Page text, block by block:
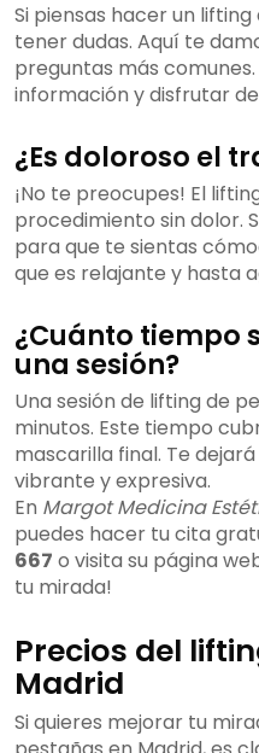
Si piensas hacer un
tener dudas. Aquí te
preguntas más
información y disfrutar
¿Es doloroso el
¡No te preocupes! El
procedimiento sin dolor.
para que te sientas
que es relajante y hasta
¿Cuánto tiempo
una sesión?
Una sesión de lifting de
minutos. Este tiempo
mascarilla final. Te
vibrante y expresiva.
En Margot Medicina
puedes hacer tu cita
667 o visita su página
tu mirada!
Precios del
Madrid
Si quieres mejorar tu